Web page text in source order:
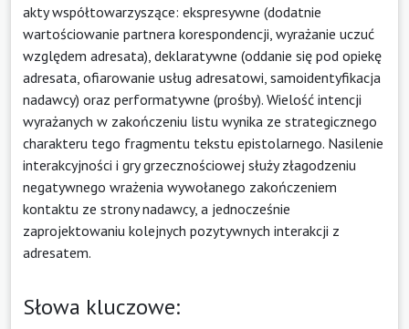
akty współtowarzyszące: ekspresywne (dodatnie
wartościowanie partnera korespondencji, wyrażanie uczuć
względem adresata), deklaratywne (oddanie się pod opiekę
adresata, ofiarowanie usług adresatowi, samoidentyfikacja
nadawcy) oraz performatywne (prośby). Wielość intencji
wyrażanych w zakończeniu listu wynika ze strategicznego
charakteru tego fragmentu tekstu epistolarnego. Nasilenie
interakcyjności i gry grzecznościowej służy złagodzeniu
negatywnego wrażenia wywołanego zakończeniem
kontaktu ze strony nadawcy, a jednocześnie
zaprojektowaniu kolejnych pozytywnych interakcji z
adresatem.
Słowa kluczowe: